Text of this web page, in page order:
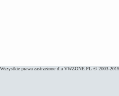
Wszystkie prawa zastrzeżone dla VWZONE.PL © 2003-